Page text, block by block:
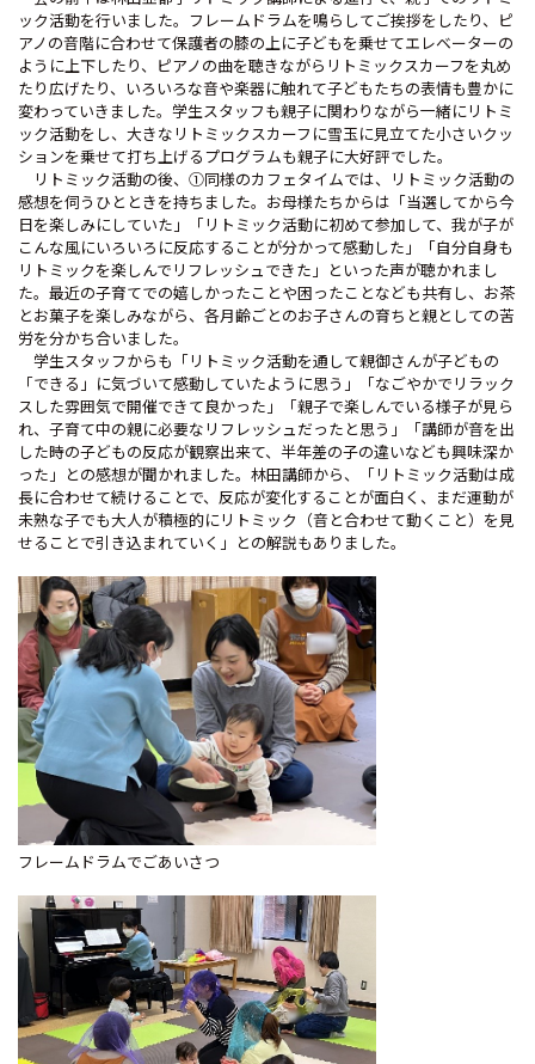
ック活動を行いました。フレームドラムを鳴らしてご挨拶をしたり、ピ
アノの音階に合わせて保護者の膝の上に子どもを乗せてエレベーターの
ように上下したり、ピアノの曲を聴きながらリトミックスカーフを丸め
たり広げたり、いろいろな音や楽器に触れて子どもたちの表情も豊かに
変わっていきました。学生スタッフも親子に関わりながら一緒にリトミ
ック活動をし、大きなリトミックスカーフに雪玉に見立てた小さいクッ
ションを乗せて打ち上げるプログラムも親子に大好評でした。
リトミック活動の後、①同様のカフェタイムでは、リトミック活動の
感想を伺うひとときを持ちました。お母様たちからは「当選してから今
日を楽しみにしていた」「リトミック活動に初めて参加して、我が子が
こんな風にいろいろに反応することが分かって感動した」「自分自身も
リトミックを楽しんでリフレッシュできた」といった声が聴かれまし
た。最近の子育てでの嬉しかったことや困ったことなども共有し、お茶
とお菓子を楽しみながら、各月齢ごとのお子さんの育ちと親としての苦
労を分かち合いました。
学生スタッフからも「リトミック活動を通して親御さんが子どもの
「できる」に気づいて感動していたように思う」「なごやかでリラック
スした雰囲気で開催できて良かった」「親子で楽しんでいる様子が見ら
れ、子育て中の親に必要なリフレッシュだったと思う」「講師が音を出
した時の子どもの反応が観察出来て、半年差の子の違いなども興味深か
った」との感想が聞かれました。林田講師から、「リトミック活動は成
長に合わせて続けることで、反応が変化することが面白く、まだ運動が
未熟な子でも大人が積極的にリトミック（音と合わせて動くこと）を見
せることで引き込まれていく」との解説もありました。
フレームドラムでごあいさつ